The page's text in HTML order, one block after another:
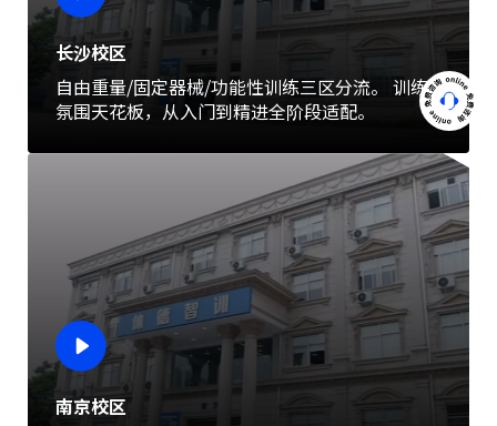
长沙校区
自由重量/固定器械/功能性训练三区分流。 训练
氛围天花板，从入门到精进全阶段适配。
南京校区